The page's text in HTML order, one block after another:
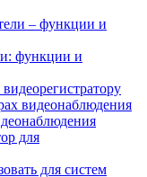
– функции и
функции и
видеонаблюдения
для
для систем